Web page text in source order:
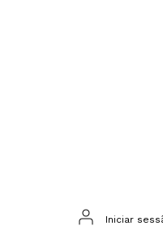
Iniciar